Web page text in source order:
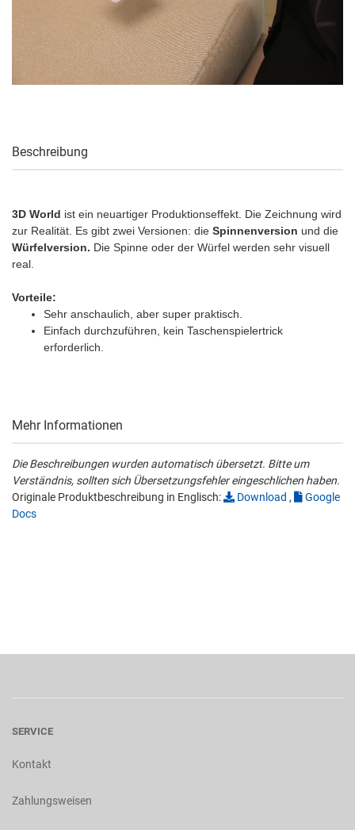
Beschreibung
3D World ist ein neuartiger Produktionseffekt. Die Zeichnung wird
zur Realität. Es gibt zwei Versionen: die Spinnenversion und die
Würfelversion. Die Spinne oder der Würfel werden sehr visuell
real.
Vorteile:
Sehr anschaulich, aber super praktisch.
Einfach durchzuführen, kein Taschenspielertrick
erforderlich.
Mehr Informationen
Die Beschreibungen wurden automatisch übersetzt. Bitte um
Verständnis, sollten sich Übersetzungsfehler eingeschlichen haben.
Originale Produktbeschreibung in Englisch:
Download ,
Google
Docs
SERVICE
Kontakt
Zahlungsweisen